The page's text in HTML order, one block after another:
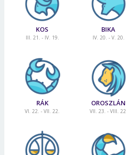
KOS
III. 21. - IV. 19.
BIKA
IV. 20. - V. 20.
RÁK
VI. 22. - VII. 22.
OROSZLÁN
VII. 23. - VIII. 22.